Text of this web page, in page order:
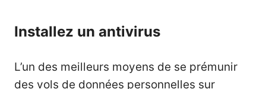
Installez un antivirus
L’un des meilleurs moyens de se prémunir
des vols de données personnelles sur